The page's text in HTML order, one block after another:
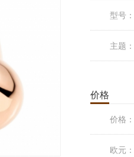
型号：
主题：
价格
价格：
欧元：